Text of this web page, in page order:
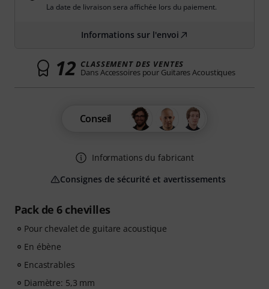
Pack de 6 chevilles
Pour chevalet de guitare acoustique
En ébène
Encastrables
Diamètre: 5,3 mm
La date de livraison sera affichée lors du paiement.
Informations sur l'envoi
12 CLASSEMENT DES VENTES
Dans Accessoires pour Guitares Acoustiques
Conseil
Informations du fabricant
Consignes de sécurité et avertissements